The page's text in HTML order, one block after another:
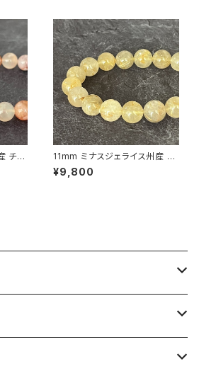
チェ
瑪
11mm ミナスジェライス州産 ゴ
ールデン ルチルクォーツ ブレス
レット【鑑別済み・画像現物・RT
¥9,800